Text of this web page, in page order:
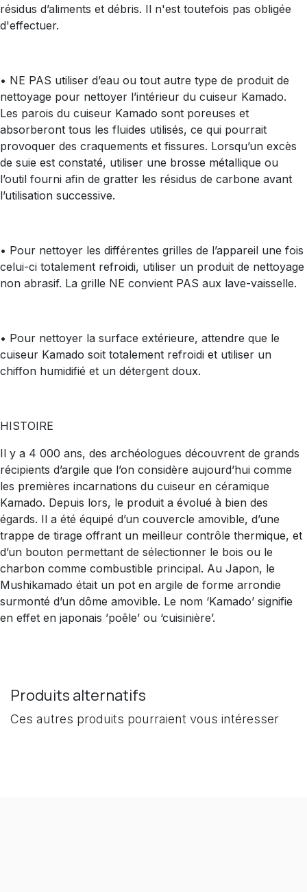
résidus d’aliments et débris. Il n'est toutefois pas obligée
d'effectuer.
• NE PAS utiliser d’eau ou tout autre type de produit de
nettoyage pour nettoyer l’intérieur du cuiseur Kamado.
Les parois du cuiseur Kamado sont poreuses et
absorberont tous les fluides utilisés, ce qui pourrait
provoquer des craquements et fissures. Lorsqu’un excès
de suie est constaté, utiliser une brosse métallique ou
l’outil fourni afin de gratter les résidus de carbone avant
l’utilisation successive.
• Pour nettoyer les différentes grilles de l’appareil une fois
celui-ci totalement refroidi, utiliser un produit de nettoyage
non abrasif. La grille NE convient PAS aux lave-vaisselle.
• Pour nettoyer la surface extérieure, attendre que le
cuiseur Kamado soit totalement refroidi et utiliser un
chiffon humidifié et un détergent doux.
HISTOIRE
Il y a 4 000 ans, des archéologues découvrent de grands
récipients d’argile que l’on considère aujourd’hui comme
les premières incarnations du cuiseur en céramique
Kamado. Depuis lors, le produit a évolué à bien des
égards. Il a été équipé d’un couvercle amovible, d’une
trappe de tirage offrant un meilleur contrôle thermique, et
d’un bouton permettant de sélectionner le bois ou le
charbon comme combustible principal. Au Japon, le
Mushikamado était un pot en argile de forme arrondie
surmonté d’un dôme amovible. Le nom ‘Kamado’ signifie
en effet en japonais ’poêle’ ou ‘cuisinière’.
Produits alternatifs
Ces autres produits pourraient vous intéresser